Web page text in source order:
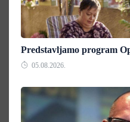
Predstavljamo program
05.08.2026.